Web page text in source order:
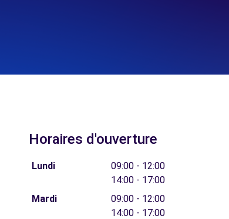
Horaires d'ouverture
Lundi
09:00 - 12:00
14:00 - 17:00
Mardi
09:00 - 12:00
14:00 - 17:00